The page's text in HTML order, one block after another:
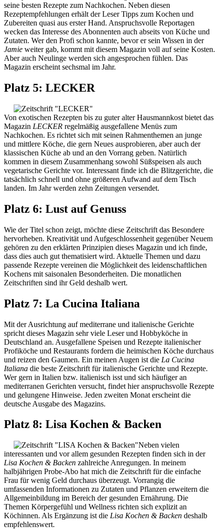
seine besten Rezepte zum Nachkochen. Neben diesen
Rezeptempfehlungen erhält der Leser Tipps zum Kochen und
Zubereiten quasi aus erster Hand. Anspruchsvolle Reportagen
wecken das Interesse des Abonnenten auch abseits von Küche und
Zutaten. Wer den Profi schon kannte, bevor er sein Wissen in der
Jamie weiter gab, kommt mit diesem Magazin voll auf seine Kosten.
Aber auch Neulinge werden sich angesprochen fühlen. Das
Magazin erscheint sechsmal im Jahr.
Platz 5: LECKER
Von exotischen Rezepten bis zu guter alter Hausmannkost bietet das
Magazin LECKER regelmäßig ausgefallene Menüs zum
Nachkochen. Es richtet sich mit seinen Rahmenthemen an junge
und mittlere Köche, die gern Neues ausprobieren, aber auch der
klassischen Küche ab und an den Vorrang geben. Natürlich
kommen in diesem Zusammenhang sowohl Süßspeisen als auch
vegetarische Gerichte vor. Interessant finde ich die Blitzgerichte, die
tatsächlich schnell und ohne größeren Aufwand auf dem Tisch
landen. Im Jahr werden zehn Zeitungen versendet.
Platz 6: Lust auf Genuss
Wie der Titel schon zeigt, möchte diese Zeitschrift das Besondere
hervorheben. Kreativität und Aufgeschlossenheit gegenüber Neuem
gehören zu den erklärten Prinzipien dieses Magazin und ich finde,
dass dies auch gut thematisiert wird. Aktuelle Themen und dazu
passende Rezepte vereinen die Möglichkeit des leidenschaftlichen
Kochens mit saisonalen Besonderheiten. Die monatlichen
Zeitschriften sind ihr Geld deshalb wert.
Platz 7: La Cucina Italiana
Mit der Ausrichtung auf mediterrane und italienische Gerichte
spricht dieses Magazin sehr viele Leser und Hobbyköche in
Deutschland an. Ausgefallene Speisen und Rezepte italienischer
Profiköche und Restaurants fordern die heimischen Köche durchaus
und reizen den Gaumen. Ein meinen Augen ist die La Cucina
Italiana die beste Zeitschrift für italienische Gerichte und Rezepte.
Wer gern in Italien bzw. italienisch isst und sich häufiger an
mediterranen Gerichten versucht, findet hier anspruchsvolle Rezepte
und gelungene Hinweise. Jeden zweiten Monat erscheint die
deutsche Ausgabe des Magazins.
Platz 8: Lisa Kochen & Backen
Neben vielen
interessanten und vor allem gesunden Rezepten finden sich in der
Lisa Kochen & Backen zahlreiche Anregungen. In meinem
halbjährigen Probe-Abo hat mich die Zeitschrift für die einfache
Frau für wenig Geld durchaus überzeugt. Vorrangig die
umfassenden Informationen zu Zutaten und Pflanzen erweitern die
Allgemeinbildung im Bereich der gesunden Ernährung. Die
Themen Körpergefühl und Wellness richten sich explizit an
Köchinnen. Als Ergänzung ist die Lisa Kochen & Backen deshalb
empfehlenswert.